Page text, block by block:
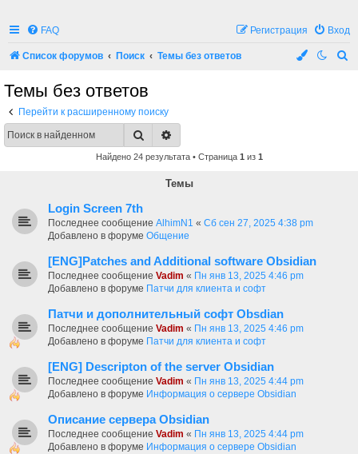
FAQ Вход
Регистрация
Список форумов Поиск Темы без ответов
Темы без ответов
Перейти к расширенному поиску
Поиск
Найдено 24 результата • Страница 1из 1
Темы
Login Screen 7th
Последнее сообщение AlhimN1 « Сб сен 27, 2025 4:38 pm
Добавлено в форуме Общение
[ENG]Patches and Additional software Obsidian
Последнее сообщение Vadim « Пн янв 13, 2025 4:46 pm
Добавлено в форуме Патчи для клиента и софт
Патчи и дополнительный софт Obsdian
Последнее сообщение Vadim « Пн янв 13, 2025 4:46 pm
Добавлено в форуме Патчи для клиента и софт
[ENG] Descripton of the server Obsidian
Последнее сообщение Vadim « Пн янв 13, 2025 4:44 pm
Добавлено в форуме Информация о сервере Obsidian
Описание сервера Obsidian
Последнее сообщение Vadim « Пн янв 13, 2025 4:44 pm
Добавлено в форуме Информация о сервере Obsidian